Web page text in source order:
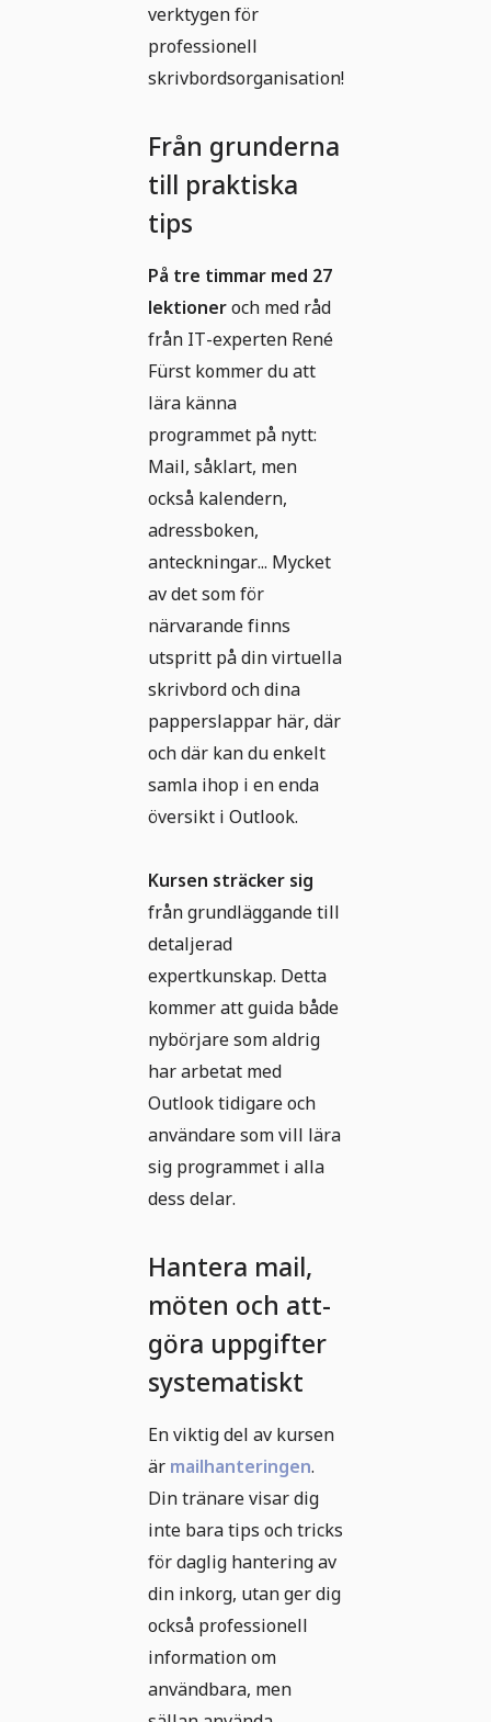
verktygen för
professionell
skrivbordsorganisation!
Från grunderna
till praktiska
tips
På tre timmar med 27
lektioneroch med råd
från IT-experten René
Fürst kommer du att
lära känna
programmet på nytt:
Mail, såklart, men
också kalendern,
adressboken,
anteckningar... Mycket
av det som för
närvarande finns
utspritt på din virtuella
skrivbord och dina
papperslappar här, där
och där kan du enkelt
samla ihop i en enda
översikt i Outlook.
Kursen sträcker sig
från grundläggande till
detaljerad
expertkunskap. Detta
kommer att guida både
nybörjare som aldrig
har arbetat med
Outlook tidigare och
användare som vill lära
sig programmet i alla
dess delar.
Hantera mail,
möten och att-
göra uppgifter
systematiskt
En viktig del av kursen
är mailhanteringen.
Din tränare visar dig
inte bara tips och tricks
för daglig hantering av
din inkorg, utan ger dig
också professionell
information om
användbara, men